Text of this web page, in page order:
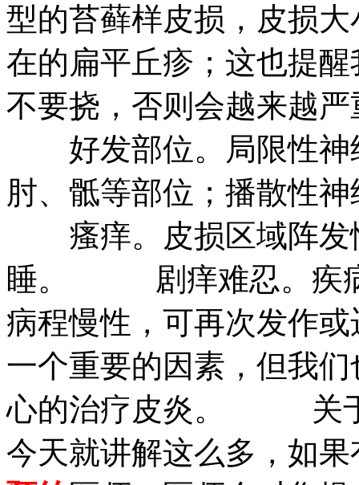
型的苔藓样皮损，皮损
在的扁平丘疹；这也提
不要挠，否则会越来越
好发部位。局限性神
肘、骶等部位；播散性
瘙痒。皮损区域阵发
睡。 剧痒难忍。疾病
病程慢性，可再次发作
一个重要的因素，但我
心的治疗皮炎。 关于
今天就讲解这么多，如